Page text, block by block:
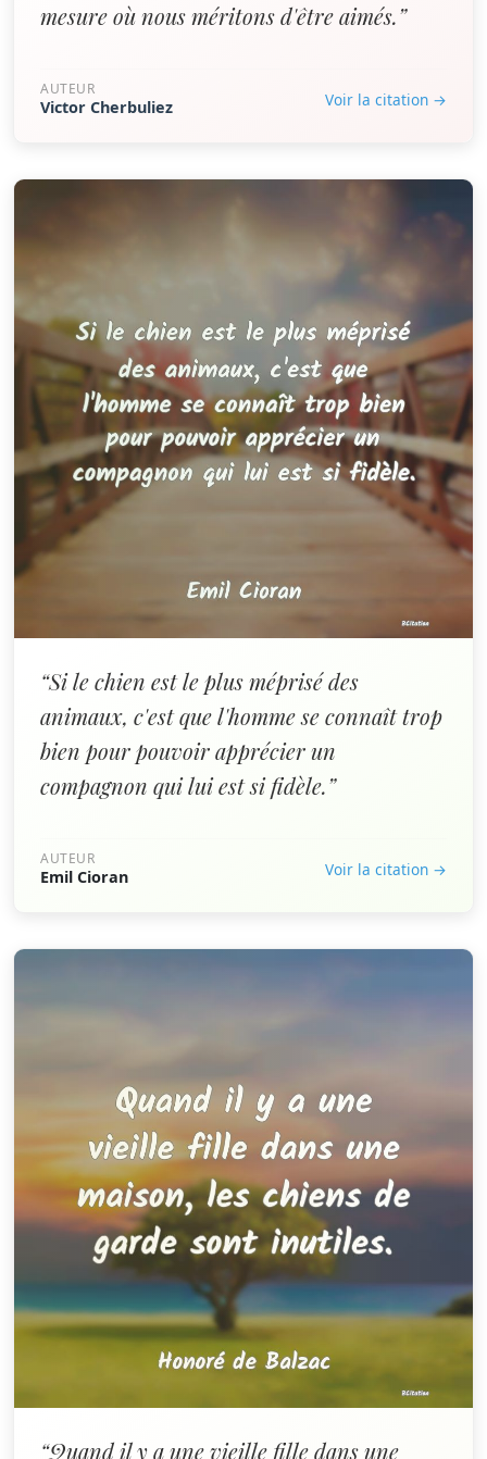
mesure où nous méritons d'être aimés.”
AUTEUR
Victor Cherbuliez Voir la citation →
“Si le chien est le plus méprisé des
animaux, c'est que l'homme se connaît trop
bien pour pouvoir apprécier un
compagnon qui lui est si fidèle.”
AUTEUR
Emil Cioran Voir la citation →
“Quand il y a une vieille fille dans une